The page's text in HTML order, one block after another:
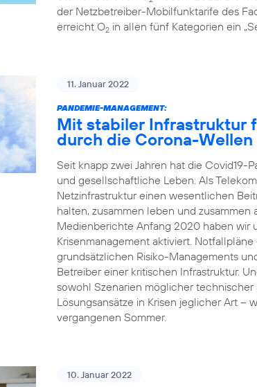
der Netzbetreiber-Mobilfunktarife des
erreicht O2 in allen fünf Kategorien ein
11. Januar 2022
PANDEMIE-MANAGEMENT:
Mit stabiler Infrastruktur
durch die Corona-Wellen
Seit knapp zwei Jahren hat die Covid19-
und gesellschaftliche Leben. Als
Netzinfrastruktur einen wesentlichen
halten, zusammen leben und
Medienberichte Anfang 2020 haben wir
Krisenmanagement aktiviert.
grundsätzlichen Risiko-Managements
Betreiber einer kritischen Infrastruktur.
sowohl Szenarien möglicher
Lösungsansätze in Krisen jeglicher Art –
vergangenen Sommer.
10. Januar 2022